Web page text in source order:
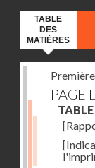
TABLE
DES
MATIÈRES
PAGE
TABLE